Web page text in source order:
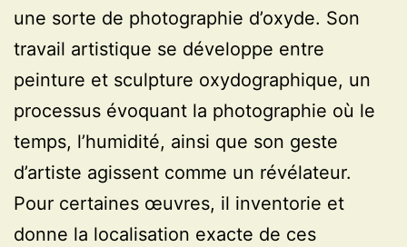
une sorte de photographie d’oxyde. Son
travail artistique se développe entre
peinture et sculpture oxydographique, un
processus évoquant la photographie où le
temps, l’humidité, ainsi que son geste
d’artiste agissent comme un révélateur.
Pour certaines œuvres, il inventorie et
donne la localisation exacte de ces